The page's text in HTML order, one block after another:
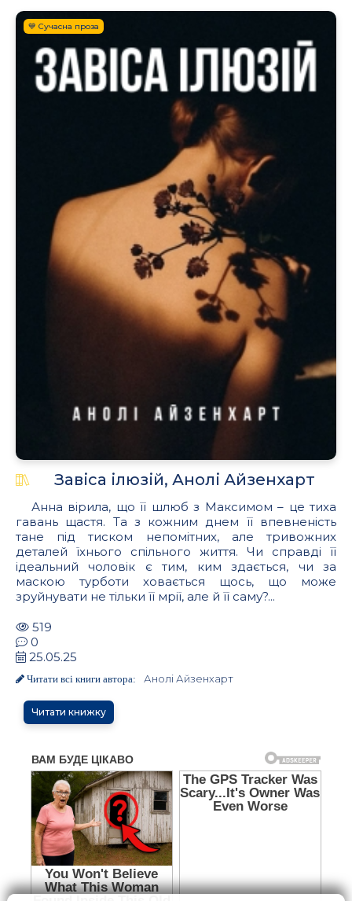
💙 Сучасна проза
Завіса ілюзій, Анолі Айзенхарт
Анна вірила, що її шлюб з Максимом – це тиха
гавань щастя. Та з кожним днем її впевненість
тане під тиском непомітних, але тривожних
деталей їхнього спільного життя. Чи справді її
ідеальний чоловік є тим, ким здається, чи за
маскою турботи ховається щось, що може
зруйнувати не тільки її мрії, але й її саму?...
519
0
25.05.25
Читати всі книги автора: Анолі Айзенхарт
Читати книжку